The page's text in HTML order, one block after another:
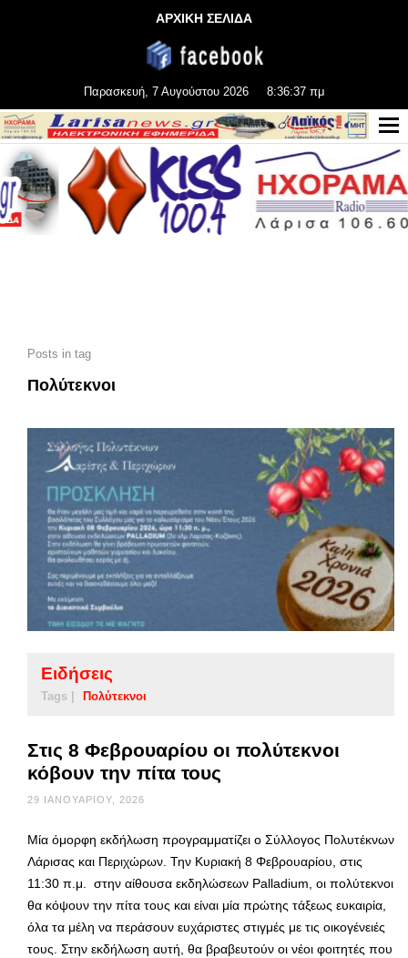
ΑΡΧΙΚΗ ΣΕΛΙΔΑ
Παρασκευή, 7 Αυγούστου 2026 8:36:39 πμ
Posts in tag
Πολύτεκνοι
Ειδήσεις
Tags | Πολύτεκνοι
Στις 8 Φεβρουαρίου οι πολύτεκνοι
κόβουν την πίτα τους
29 ΙΑΝΟΥΑΡΊΟΥ, 2026
Μία όμορφη εκδήλωση προγραμματίζει ο Σύλλογος Πολυτέκνων
Λάρισας και Περιχώρων. Την Κυριακή 8 Φεβρουαρίου, στις
11:30 π.μ. στην αίθουσα εκδηλώσεων Palladium, οι πολύτεκνοι
θα κόψουν την πίτα τους και είναι μία πρώτης τάξεως ευκαιρία,
όλα τα μέλη να περάσουν ευχάριστες στιγμές με τις οικογένειές
τους. Στην εκδήλωση αυτή, θα βραβευτούν οι νέοι φοιτητές που